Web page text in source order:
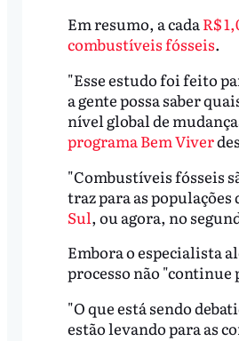
Em resumo, a cada R$
combustíveis fósseis.
"Esse estudo foi feito
a gente possa saber
nível global de
programa Bem Viver
"Combustíveis fósseis
traz para as
Sul, ou agora, no
Embora o especialista
processo não
"O que está sendo
estão levando para as